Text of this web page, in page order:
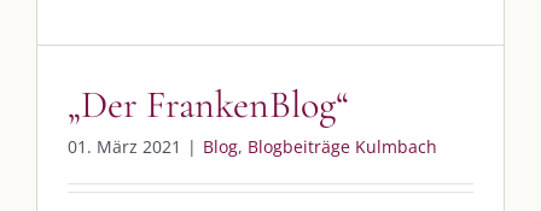
„Der FrankenBlog“
01. März 2021 | Blog, Blogbeiträge Kulmbach